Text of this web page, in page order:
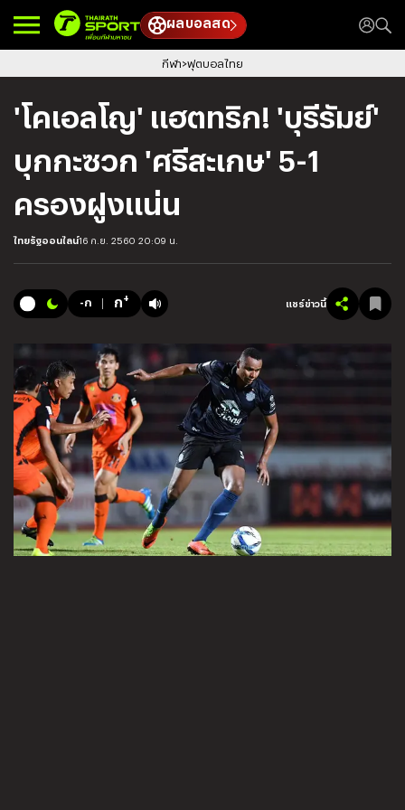
ผลบอลสด
กีฬา ฟุตบอลไทย
'โคเอลโญ' แฮตทริก! 'บุรีรัมย์'
บุกกะซวก 'ศรีสะเกษ' 5-1
ครองฝูงแน่น
ไทยรัฐออนไลน์16 ก.ย. 2560 20:09 น.
-ก ก+ แชร์ข่าวนี้